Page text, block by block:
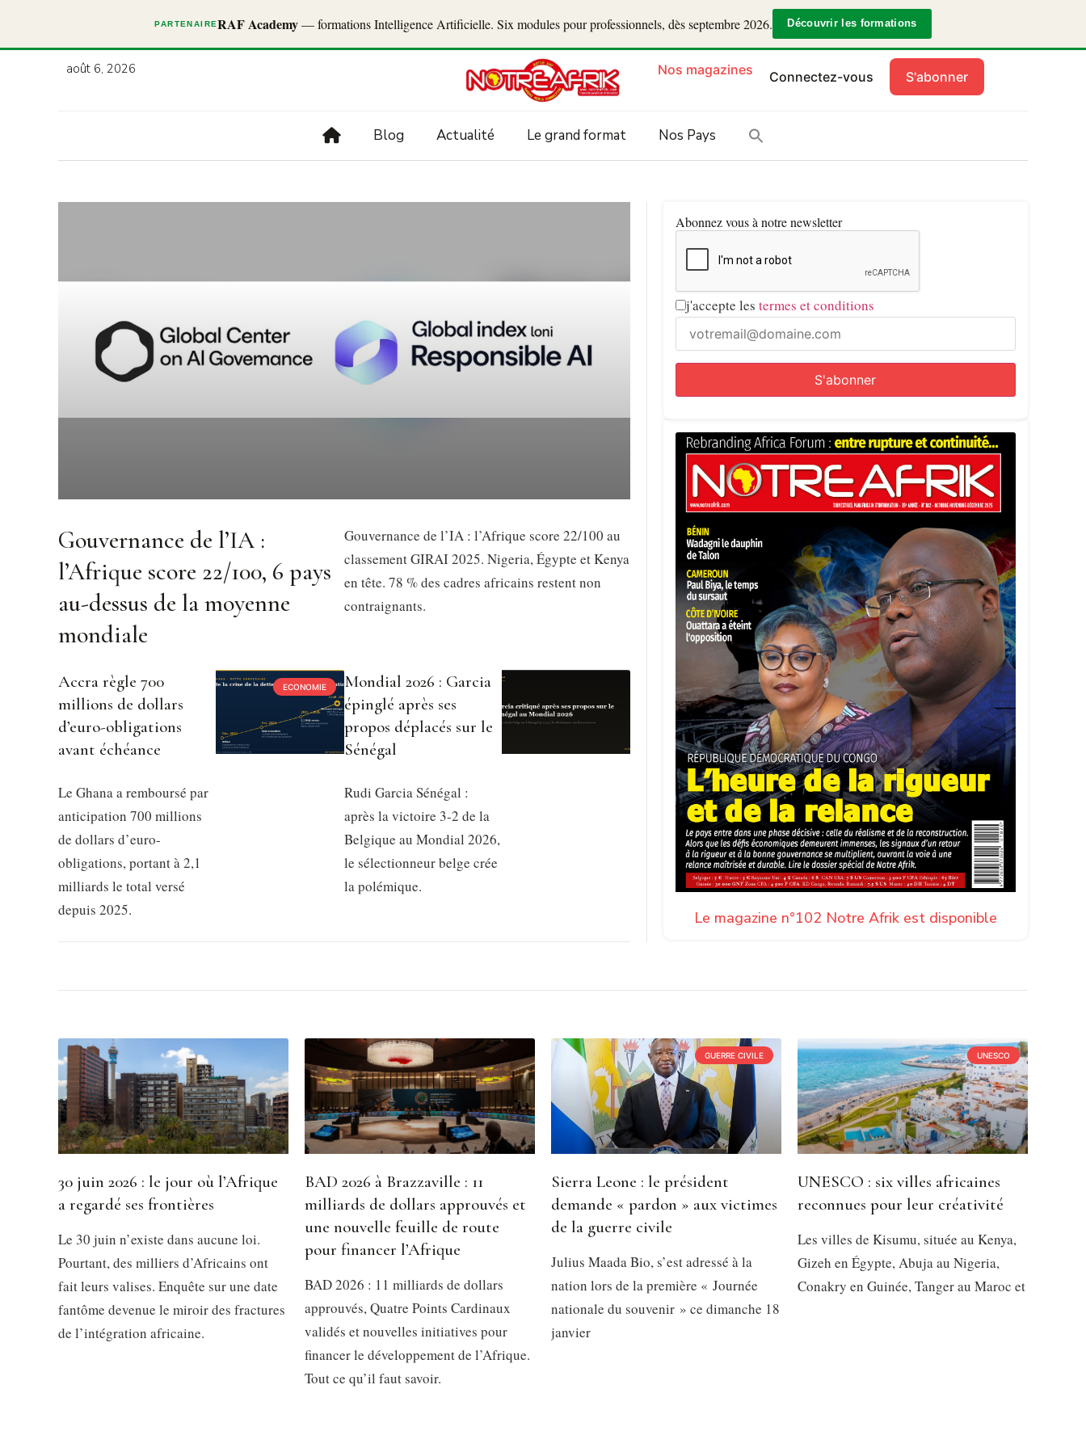
PARTENAIRERAF Academy— formations Intelligence Artificielle. Six modules pour professionnels, dès septembre 2026. Découvrir les formations
août 6, 2026 Nos magazines Connectez-vous S'abonner
Blog Actualité Le grand format Nos Pays
Gouvernance de l’IA :
l’Afrique score 22/100, 6 pays
au-dessus de la moyenne
mondiale
Gouvernance de l’IA : l’Afrique score 22/100 au
classement GIRAI 2025. Nigeria, Égypte et Kenya
en tête. 78 % des cadres africains restent non
contraignants.
ECONOMIE
Accra règle 700
millions de dollars
d’euro-obligations
avant échéance
Le Ghana a remboursé par
anticipation 700 millions
de dollars d’euro-
obligations, portant à 2,1
milliards le total versé
depuis 2025.
Mondial 2026 : Garcia
épinglé après ses
propos déplacés sur le
Sénégal
Rudi Garcia Sénégal :
après la victoire 3-2 de la
Belgique au Mondial 2026,
le sélectionneur belge crée
la polémique.
Abonnez vous à notre newsletter
j'accepte les termes et conditions
Le magazine n°102 Notre Afrik est disponible
30 juin 2026 : le jour où l’Afrique
a regardé ses frontières
Le 30 juin n’existe dans aucune loi.
Pourtant, des milliers d’Africains ont
fait leurs valises. Enquête sur une date
fantôme devenue le miroir des fractures
de l’intégration africaine.
BAD 2026 à Brazzaville : 11
milliards de dollars approuvés et
une nouvelle feuille de route
pour financer l’Afrique
BAD 2026 : 11 milliards de dollars
approuvés, Quatre Points Cardinaux
validés et nouvelles initiatives pour
financer le développement de l’Afrique.
Tout ce qu’il faut savoir.
GUERRE CIVILE
Sierra Leone : le président
demande « pardon » aux victimes
de la guerre civile
Julius Maada Bio, s’est adressé à la
nation lors de la première « Journée
nationale du souvenir » ce dimanche 18
janvier
UNESCO
UNESCO : six villes africaines
reconnues pour leur créativité
Les villes de Kisumu, située au Kenya,
Gizeh en Égypte, Abuja au Nigeria,
Conakry en Guinée, Tanger au Maroc et